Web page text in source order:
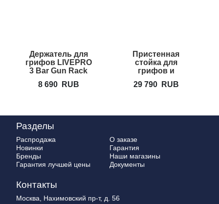
Держатель для
грифов LIVEPRO
3 Bar Gun Rack
8 690
RUB
Пристенная
стойка для
грифов и
LIVEPRO
29 790 RUB
Разделы
Распродажа
Новинки
Бренды
Гарантия лучшей цены
О заказе
Гарантия
Наши магазины
Документы
Контакты
Москва, Нахимовский пр-т, д. 56